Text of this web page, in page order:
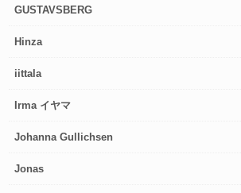
GUSTAVSBERG
Hinza
iittala
Irma イヤマ
Johanna Gullichsen
Jonas